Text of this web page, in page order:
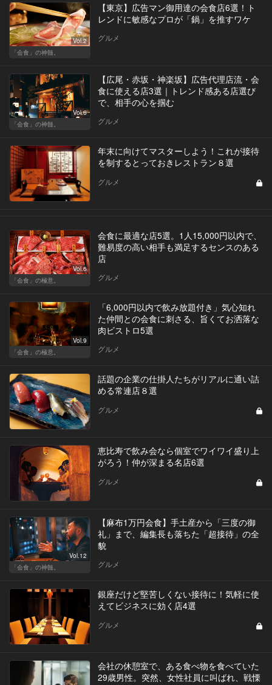
Vol.2
「会食」の神髄。
【東京】広告マン御用達の会食店6選！ト
レンドに敏感なプロが「鍋」を推すワケ
グルメ
Vol.6
「会食」の神髄。
【広尾・赤坂・神楽坂】広告代理店流・会
食に使える店3選｜トレンド感ある店選び
で、相手の心を掴む
グルメ
年末に向けてマスターしよう！これが接待
を制するとっておきレストラン８選
グルメ
Vol.6
「会食」の極意。
会食に最適な店5選。1人15,000円以内で、
難易度の高い相手も満足するセンスのある
店
グルメ
Vol.9
「会食」の極意。
「6,000円以内で飲み放題付き」気心知れ
た仲間との会食に刺さる、旨くてお洒落な
肉ビストロ5選
グルメ
話題の企業の仕掛人たちがリアルに通い詰
める常連店８選
グルメ
恵比寿で飲み会なら個室でワイワイ盛り上
がろう！仲が深まる名店6選
グルメ
Vol.12
「会食」の神髄。
【麻布1万円会食】手土産から「三度の御
礼」まで、編集長も落ちた「超接待」の全
貌
グルメ
銀座だけど堅苦しくない接待に！気軽に使
えてビジネスに効く店4選
グルメ
会社の休憩室で、ある食べ物を食べていた
29歳男性。突然、女性社員に叫ばれ、戦慄